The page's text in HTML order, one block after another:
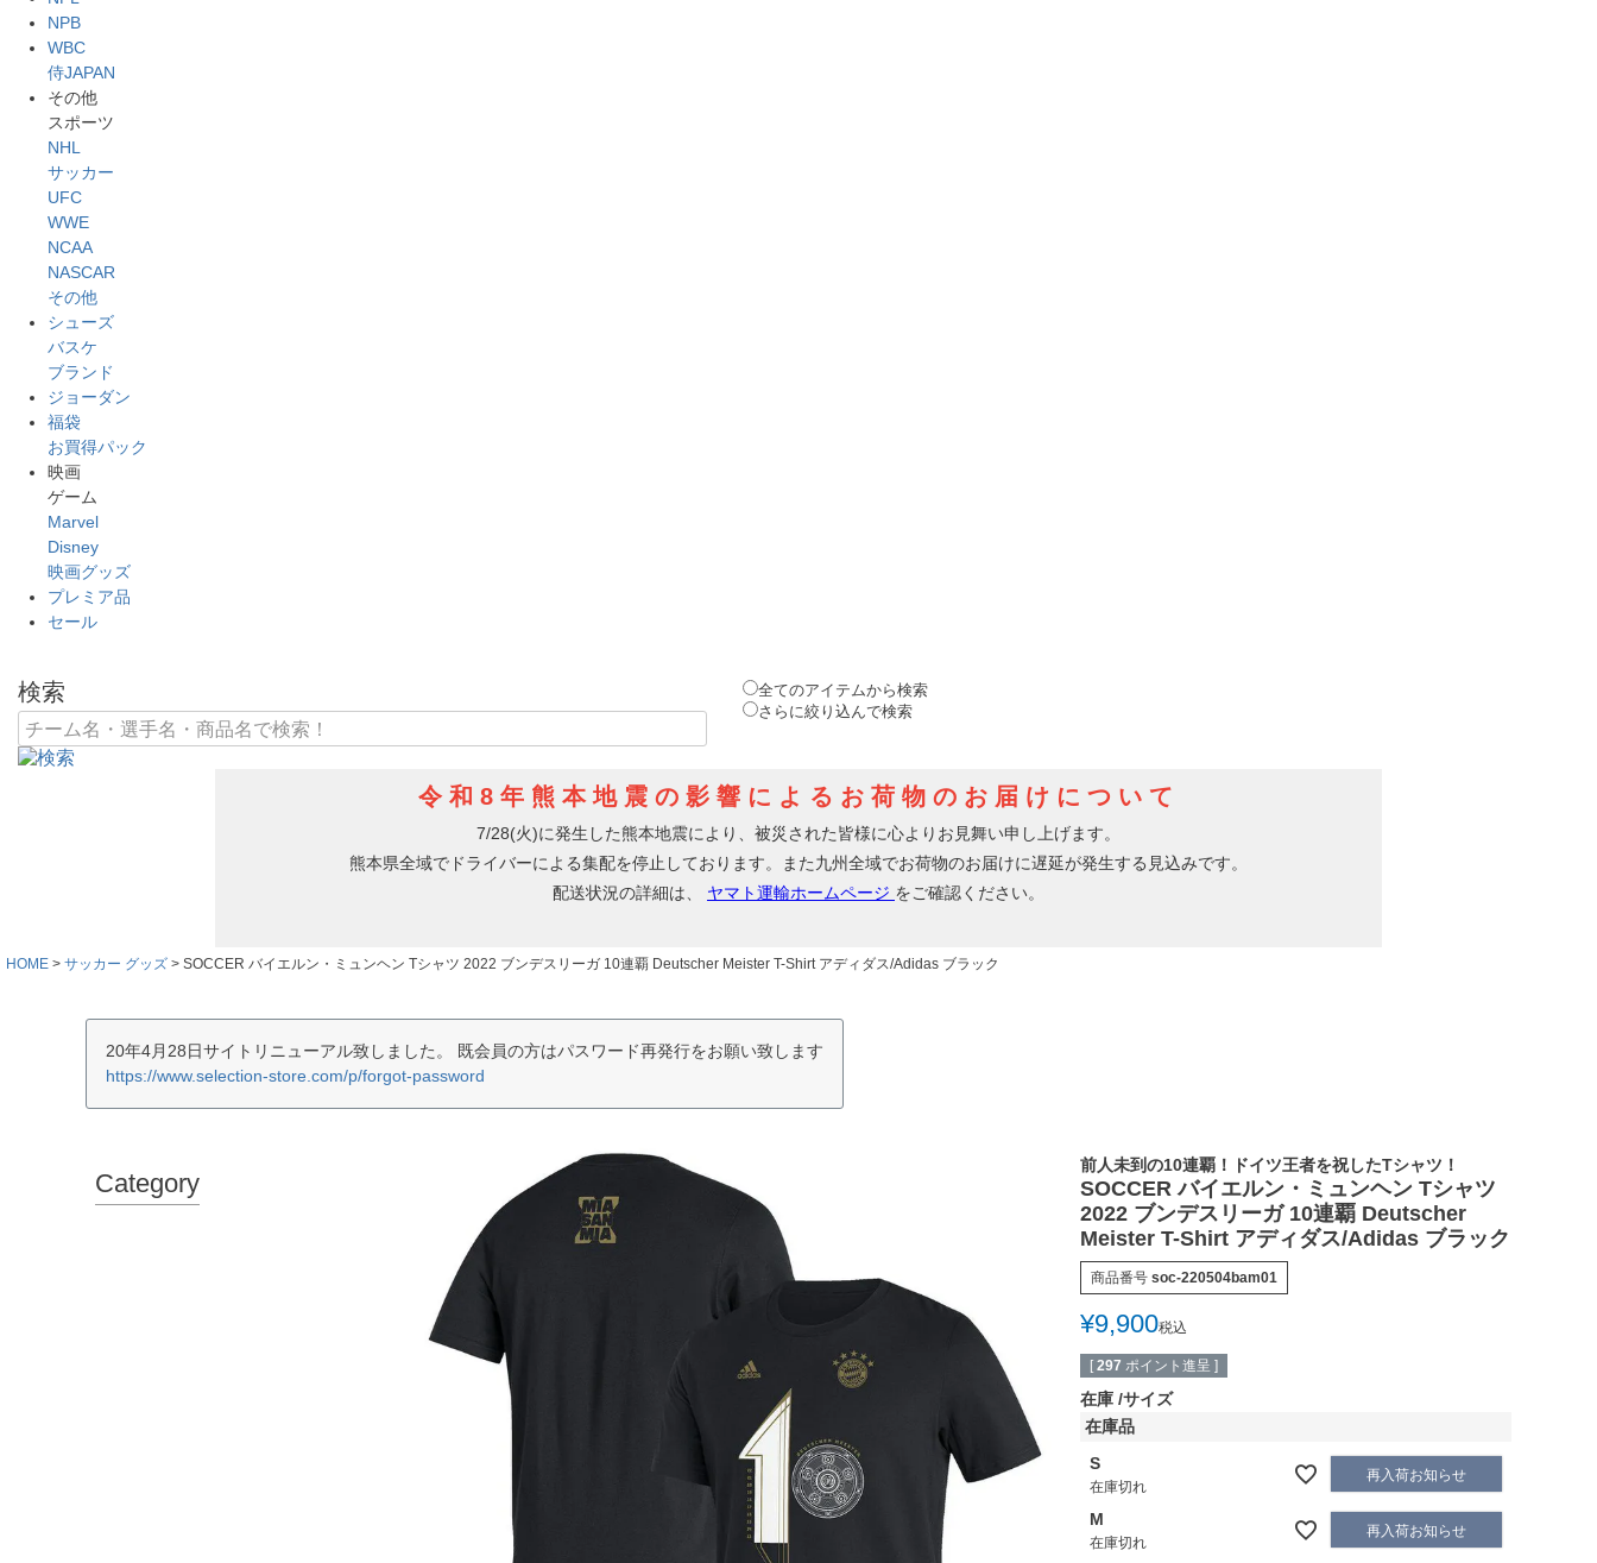
NPB
WBC
侍JAPAN
その他
スポーツ
NHL
サッカー
UFC
WWE
NCAA
NASCAR
その他
シューズ
バスケ
ブランド
ジョーダン
福袋
お買得パック
映画
ゲーム
Marvel
Disney
映画グッズ
プレミア品
セール
検索
全てのアイテムから検索
さらに絞り込んで検索
HOME サッカー グッズ SOCCER バイエルン・ミュンヘン Tシャツ 2022 ブンデスリーガ 10連覇 Deutscher Meister T-Shirt アディダス/Adidas ブラック
20年4月28日サイトリニューアル致しました。 既会員の方はパスワード再発行をお願い致します
https://www.selection-store.com/p/forgot-password
Category
前人未到の10連覇！ドイツ王者を祝したTシャツ！
SOCCER バイエルン・ミュンヘン Tシャツ
2022 ブンデスリーガ 10連覇 Deutscher
Meister T-Shirt アディダス/Adidas ブラック
商品番号 soc-220504bam01
¥9,900税込
[ 297 ポイント進呈 ]
在庫 サイズ
在庫品
S
在庫切れ
再入荷お知らせ
M
在庫切れ
再入荷お知らせ